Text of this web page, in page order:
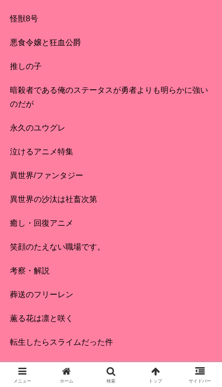
怪獣8号
悪食令嬢と狂血公爵
推しの子
暗殺者である俺のステータスが勇者よりも明らかに強い
のだが
永久のユウグレ
泣けるアニメ特集
異世界/ファンタジー
異世界の沙汰は社畜次第
癒し・回復アニメ
笑顔のたえない職場です。
考察・解説
葬送のフリーレン
薫る花は凛と咲く
転生したらスライムだった件
配信・放送情報
メニュー ホーム 検索 トップ サイドバー